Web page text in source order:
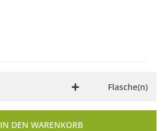
Flasche(n)
IN DEN WARENKORB